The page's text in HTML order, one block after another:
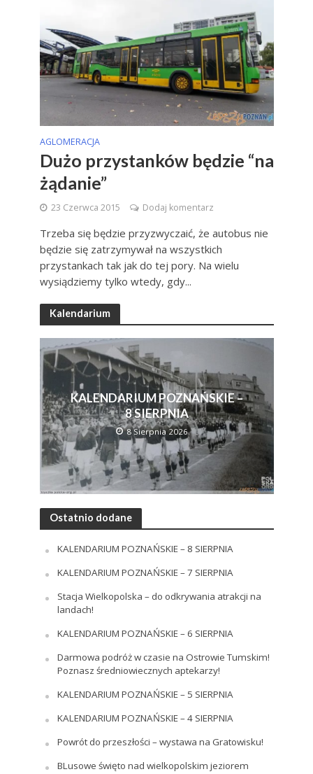
AGLOMERACJA
Dużo przystanków będzie “na
żądanie”
23 Czerwca 2015 Dodaj komentarz
Trzeba się będzie przyzwyczaić, że autobus nie
będzie się zatrzymywał na wszystkich
przystankach tak jak do tej pory. Na wielu
wysiądziemy tylko wtedy, gdy...
Kalendarium
KALENDARIUM POZNAŃSKIE –
8 SIERPNIA
8 Sierpnia 2026
Ostatnio dodane
KALENDARIUM POZNAŃSKIE – 8 SIERPNIA
KALENDARIUM POZNAŃSKIE – 7 SIERPNIA
Stacja Wielkopolska – do odkrywania atrakcji na
landach!
KALENDARIUM POZNAŃSKIE – 6 SIERPNIA
Darmowa podróż w czasie na Ostrowie Tumskim!
Poznasz średniowiecznych aptekarzy!
KALENDARIUM POZNAŃSKIE – 5 SIERPNIA
KALENDARIUM POZNAŃSKIE – 4 SIERPNIA
Powrót do przeszłości – wystawa na Gratowisku!
BLusowe święto nad wielkopolskim jeziorem